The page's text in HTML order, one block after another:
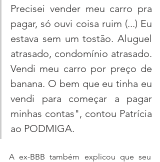
Precisei vender meu carro pra
pagar, só ouvi coisa ruim (...) Eu
estava sem um tostão. Aluguel
atrasado, condomínio atrasado.
Vendi meu carro por preço de
banana. O bem que eu tinha eu
vendi para começar a pagar
minhas contas", contou Patrícia
ao PODMIGA.
A ex-BBB também explicou que seu